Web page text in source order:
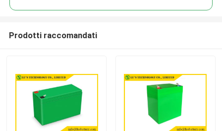
Prodotti raccomandati